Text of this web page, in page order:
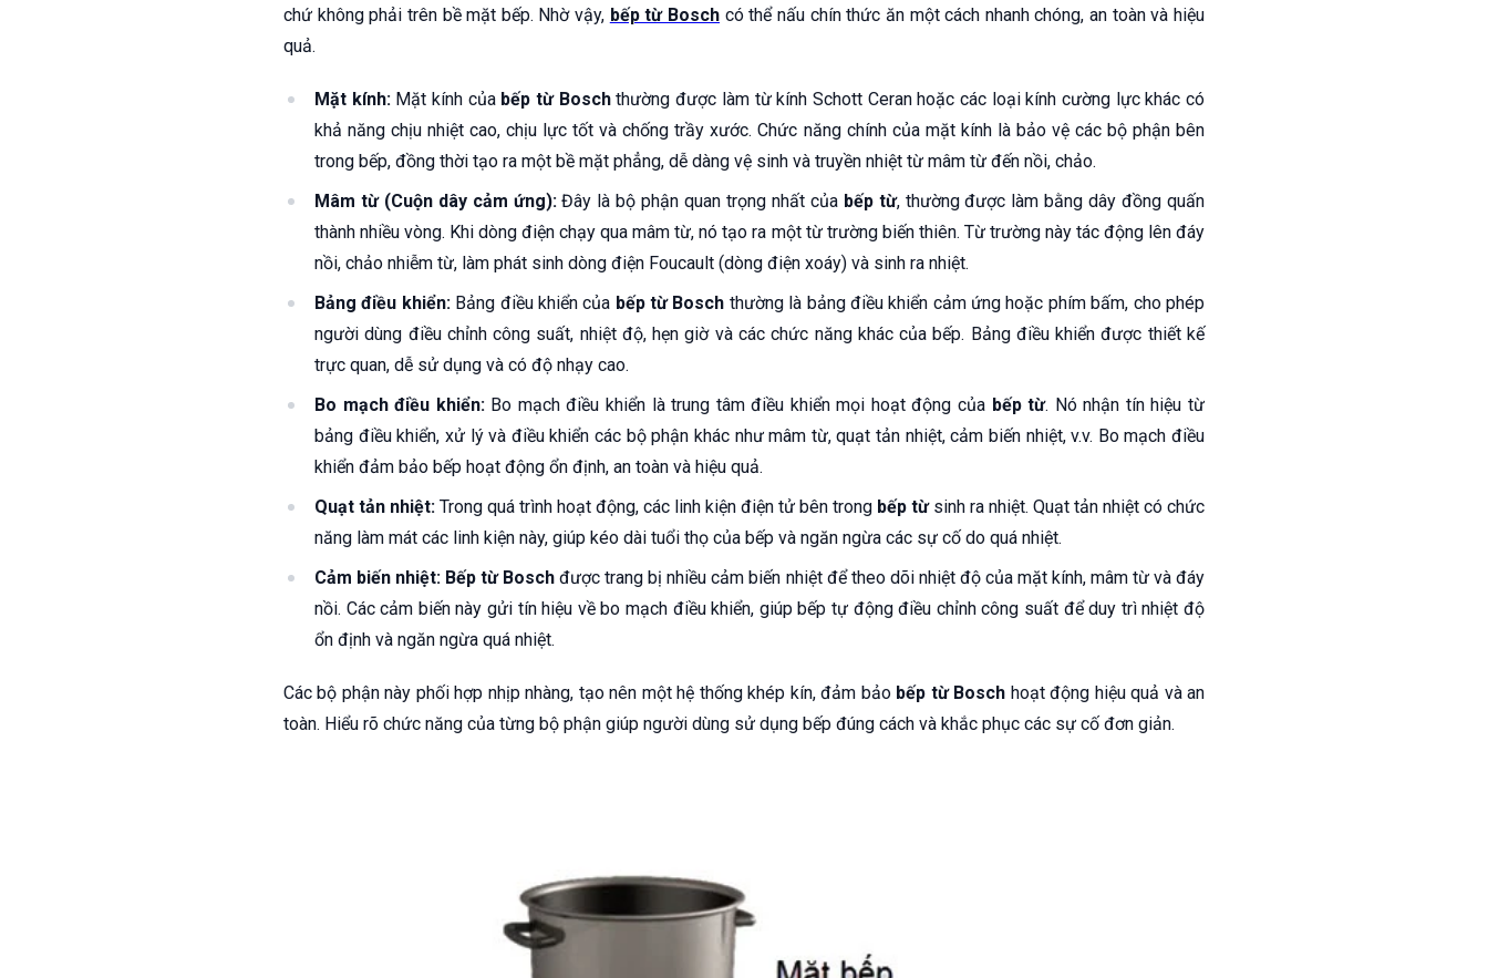
chứ không phải trên bề mặt bếp. Nhờ vậy, bếp từ Bosch có thể nấu chín thức ăn một cách nhanh chóng, an toàn và hiệu
quả.
Mặt kính:Mặt kính của bếp từ Boschthường được làm từ kính Schott Ceran hoặc các loại kính cường lực khác có
khả năng chịu nhiệt cao, chịu lực tốt và chống trầy xước. Chức năng chính của mặt kính là bảo vệ các bộ phận bên
trong bếp, đồng thời tạo ra một bề mặt phẳng, dễ dàng vệ sinh và truyền nhiệt từ mâm từ đến nồi, chảo.
Mâm từ (Cuộn dây cảm ứng):Đây là bộ phận quan trọng nhất của bếp từ, thường được làm bằng dây đồng quấn
thành nhiều vòng. Khi dòng điện chạy qua mâm từ, nó tạo ra một từ trường biến thiên. Từ trường này tác động lên đáy
nồi, chảo nhiễm từ, làm phát sinh dòng điện Foucault (dòng điện xoáy) và sinh ra nhiệt.
Bảng điều khiển:Bảng điều khiển của bếp từ Bosch thường là bảng điều khiển cảm ứng hoặc phím bấm, cho phép
người dùng điều chỉnh công suất, nhiệt độ, hẹn giờ và các chức năng khác của bếp. Bảng điều khiển được thiết kế
trực quan, dễ sử dụng và có độ nhạy cao.
Bo mạch điều khiển:Bo mạch điều khiển là trung tâm điều khiển mọi hoạt động của bếp từ. Nó nhận tín hiệu từ
bảng điều khiển, xử lý và điều khiển các bộ phận khác như mâm từ, quạt tản nhiệt, cảm biến nhiệt, v.v. Bo mạch điều
khiển đảm bảo bếp hoạt động ổn định, an toàn và hiệu quả.
Quạt tản nhiệt: Trong quá trình hoạt động, các linh kiện điện tử bên trong bếp từsinh ra nhiệt. Quạt tản nhiệt có chức
năng làm mát các linh kiện này, giúp kéo dài tuổi thọ của bếp và ngăn ngừa các sự cố do quá nhiệt.
Cảm biến nhiệt: Bếp từ Bosch được trang bị nhiều cảm biến nhiệt để theo dõi nhiệt độ của mặt kính, mâm từ và đáy
nồi. Các cảm biến này gửi tín hiệu về bo mạch điều khiển, giúp bếp tự động điều chỉnh công suất để duy trì nhiệt độ
ổn định và ngăn ngừa quá nhiệt.
Các bộ phận này phối hợp nhịp nhàng, tạo nên một hệ thống khép kín, đảm bảo bếp từ Bosch hoạt động hiệu quả và an
toàn. Hiểu rõ chức năng của từng bộ phận giúp người dùng sử dụng bếp đúng cách và khắc phục các sự cố đơn giản.